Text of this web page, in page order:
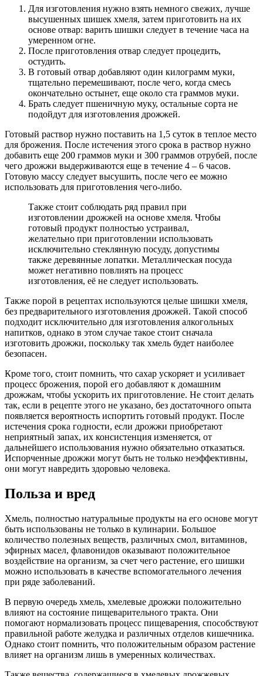
Для изготовления нужно взять немного свежих, лучше
высушенных шишек хмеля, затем приготовить на их
основе отвар: варить шишки следует в течение часа на
умеренном огне.
После приготовления отвар следует процедить,
остудить.
В готовый отвар добавляют один килограмм муки,
тщательно перемешивают, после чего, когда смесь
окончательно остынет, еще около ста граммов муки.
Брать следует пшеничную муку, остальные сорта не
подойдут для изготовления дрожжей.
Готовый раствор нужно поставить на 1,5 суток в теплое место
для брожения. После истечения этого срока в раствор нужно
добавить еще 200 граммов муки и 300 граммов отрубей, после
чего дрожжи выдерживаются еще в течение 4 – 6 часов.
Готовую массу следует высушить, после чего ее можно
использовать для приготовления чего-либо.
Также стоит соблюдать ряд правил при
изготовлении дрожжей на основе хмеля. Чтобы
готовый продукт полностью устраивал,
желательно при приготовлении использовать
исключительно стеклянную посуду, допустимы
также деревянные лопатки. Металлическая посуда
может негативно повлиять на процесс
изготовления, её не следует использовать.
Также порой в рецептах используются целые шишки хмеля,
без предварительного изготовления дрожжей. Такой способ
подходит исключительно для изготовления алкогольных
напитков, однако в этом случае такое стоит сначала
изготовить дрожжи, поскольку так хмель будет наиболее
безопасен.
Кроме того, стоит помнить, что сахар ускоряет и усиливает
процесс брожения, порой его добавляют к домашним
дрожжам, чтобы ускорить их приготовление. Не стоит делать
так, если в рецепте этого не указано, без достаточного опыта
появляется вероятность испортить готовый продукт. После
истечения срока годности, если дрожжи приобретают
неприятный запах, их консистенция изменяется, от
дальнейшего использования нужно обязательно отказаться.
Испорченные дрожжи могут быть не только неэффективны,
они могут навредить здоровью человека.
Польза и вред
Хмель, полностью натуральные продукты на его основе могут
быть использованы не только в кулинарии. Большое
количество полезных веществ, различных смол, витаминов,
эфирных масел, флавонидов оказывают положительное
воздействие на организм, за счет чего растение, его шишки
можно использовать в качестве вспомогательного лечения
при ряде заболеваний.
В первую очередь хмель, хмелевые дрожжи положительно
влияют на состояние пищеварительного тракта. Они
помогают нормализовать процесс пищеварения, способствуют
правильной работе желудка и различных отделов кишечника.
Однако стоит помнить, что положительным образом растение
влияет на организм лишь в умеренных количествах.